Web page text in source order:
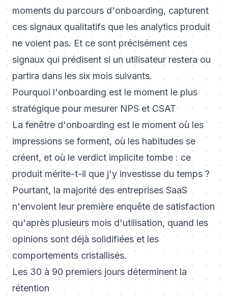
moments du parcours d'onboarding, capturent
ces signaux qualitatifs que les analytics produit
ne voient pas. Et ce sont précisément ces
signaux qui prédisent si un utilisateur restera ou
partira dans les six mois suivants.
Pourquoi l'onboarding est le moment le plus
stratégique pour mesurer NPS et CSAT
La fenêtre d'onboarding est le moment où les
impressions se forment, où les habitudes se
créent, et où le verdict implicite tombe : ce
produit mérite-t-il que j'y investisse du temps ?
Pourtant, la majorité des entreprises SaaS
n'envoient leur première enquête de satisfaction
qu'après plusieurs mois d'utilisation, quand les
opinions sont déjà solidifiées et les
comportements cristallisés.
Les 30 à 90 premiers jours déterminent la
rétention